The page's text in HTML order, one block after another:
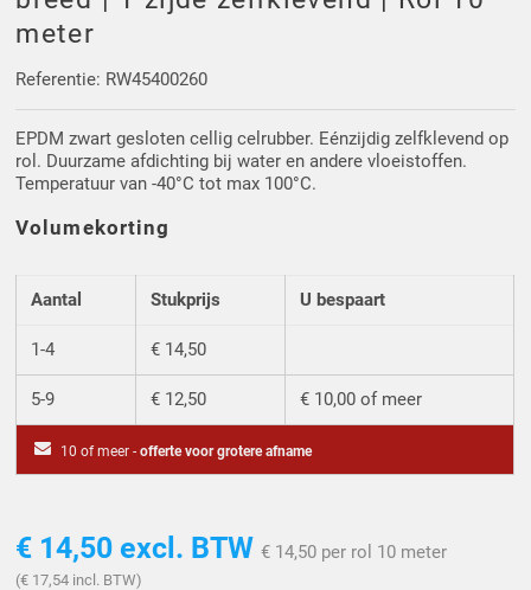
Driehoek/Wig profielen
Silicone U Profielen
Luikenpakking
Oploopprofielen
Hoekprofielen
O-ringen
meter
Referentie: RW45400260
EPDM zwart gesloten cellig celrubber. Eénzijdig zelfklevend op
rol. Duurzame afdichting bij water en andere vloeistoffen.
Temperatuur van -40°C tot max 100°C.
Volumekorting
Aantal Stukprijs U bespaart
1-4 € 14,50
5-9 € 12,50 € 10,00 of meer
10 of meer -offerte voor grotere afname
€ 14,50 excl. BTW € 14,50 per rol 10 meter
(€ 17,54 incl. BTW)